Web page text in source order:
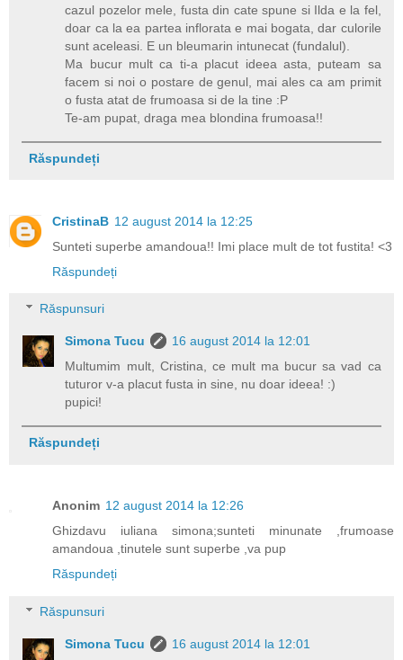
cazul pozelor mele, fusta din cate spune si Ilda e la fel,
doar ca la ea partea inflorata e mai bogata, dar culorile
sunt aceleasi. E un bleumarin intunecat (fundalul).
Ma bucur mult ca ti-a placut ideea asta, puteam sa
facem si noi o postare de genul, mai ales ca am primit
o fusta atat de frumoasa si de la tine :P
Te-am pupat, draga mea blondina frumoasa!!
Răspundeți
CristinaB 12 august 2014 la 12:25
Sunteti superbe amandoua!! Imi place mult de tot fustita! <3
Răspundeți
Răspunsuri
Simona Tucu
16 august 2014 la 12:01
Multumim mult, Cristina, ce mult ma bucur sa vad ca
tuturor v-a placut fusta in sine, nu doar ideea! :)
pupici!
Răspundeți
Anonim 12 august 2014 la 12:26
Ghizdavu iuliana simona;sunteti minunate ,frumoase
amandoua ,tinutele sunt superbe ,va pup
Răspundeți
Răspunsuri
Simona Tucu
16 august 2014 la 12:01